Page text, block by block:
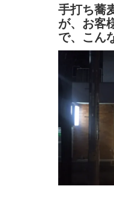
手打ち蕎
が、お客
で、こん